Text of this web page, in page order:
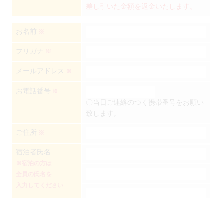
差し引いた金額を返金いたします。
お名前
フリガナ
メールアドレス
お電話番号
〇当日ご連絡のつく携帯番号をお願い
致します。
ご住所
宿泊者氏名